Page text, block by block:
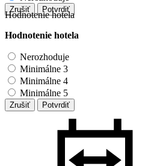
Zrušiť Potvrdiť
Hodnotenie hotela
Hodnotenie hotela
Nerozhoduje
Minimálne 3
Minimálne 4
Minimálne 5
Zrušiť Potvrdiť